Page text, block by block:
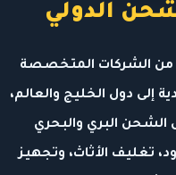
الدولي
من الشركات المتخصصة
دول الخليج والعالم،
البري والبحري
تغليف الأثاث، وتجهيز